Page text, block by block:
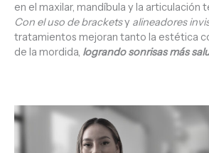
en el maxilar, mandíbula y la articulación
Con el uso de bracketsy alineadores
tratamientos mejoran tanto la estética
de la mordida, logrando sonrisas más